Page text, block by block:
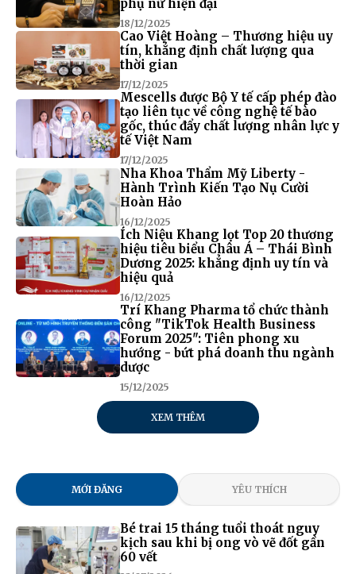
phụ nữ hiện đại
18/12/2025
Cao Việt Hoàng – Thương hiệu uy
tín, khẳng định chất lượng qua
thời gian
17/12/2025
Mescells được Bộ Y tế cấp phép đào
tạo liên tục về công nghệ tế bào
gốc, thúc đẩy chất lượng nhân lực y
tế Việt Nam
17/12/2025
Nha Khoa Thẩm Mỹ Liberty -
Hành Trình Kiến Tạo Nụ Cười
Hoàn Hảo
16/12/2025
Ích Niệu Khang lọt Top 20 thương
hiệu tiêu biểu Châu Á – Thái Bình
Dương 2025: khẳng định uy tín và
hiệu quả
16/12/2025
Trí Khang Pharma tổ chức thành
công "TikTok Health Business
Forum 2025": Tiên phong xu
hướng - bứt phá doanh thu ngành
dược
15/12/2025
XEM THÊM
MỚI ĐĂNG YÊU THÍCH
Bé trai 15 tháng tuổi thoát nguy
kịch sau khi bị ong vò vẽ đốt gần
60 vết